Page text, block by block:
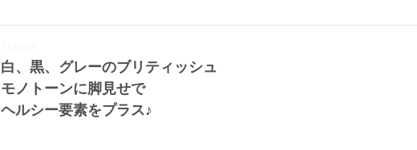
白、黒、グレーのブリティッシュ
モノトーンに脚見せで
ヘルシー要素をプラス♪
Theme